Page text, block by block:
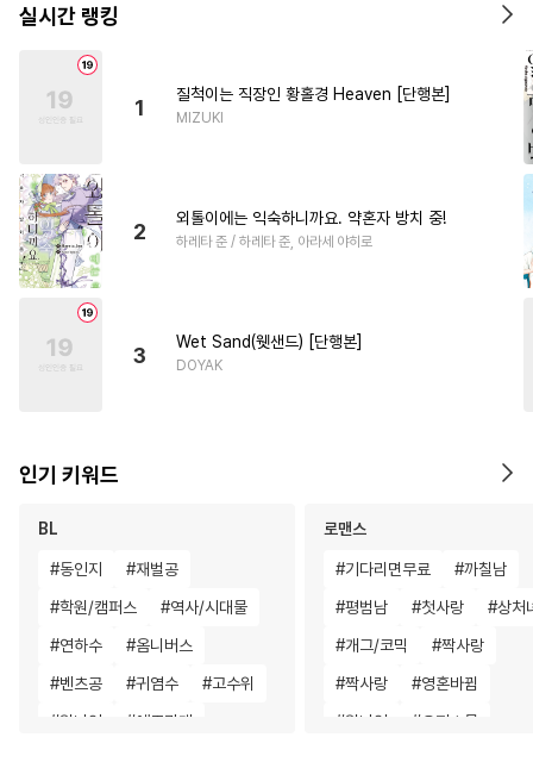
실시간 랭킹
1
질척이는 직장인 황홀경 Heaven [단행본]
MIZUKI
2
외톨이에는 익숙하니까요. 약혼자 방치 중!
하레타 준 / 하레타 준, 아라세 야히로
3
Wet Sand(웻샌드) [단행본]
DOYAK
인기 키워드
BL
#동인지 #재벌공
#학원/캠퍼스 #역사/시대물
#연하수 #옴니버스
#벤츠공 #귀염수 #고수위
#원나잇 #애증관계
로맨스
#기다리면무료 #까칠남
#평범남 #첫사랑 #상처
#개그/코믹 #짝사랑
#짝사랑 #영혼바뀜
#원나잇 #오피스물